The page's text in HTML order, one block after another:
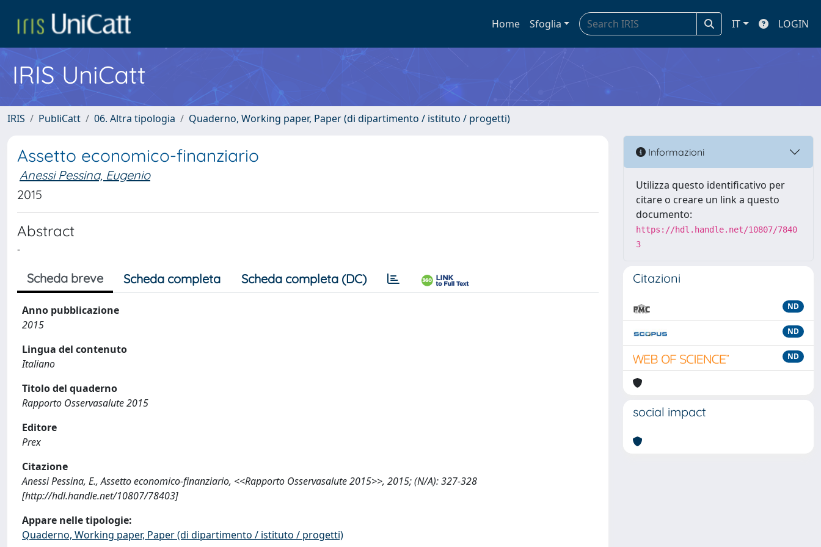
Home Sfoglia IT LOGIN
IRIS UniCatt
IRIS PubliCatt 06. Altra tipologia Quaderno, Working paper, Paper (di dipartimento / istituto / progetti)
Assetto economico-finanziario
Anessi Pessina, Eugenio
2015
Abstract
-
Scheda breve Scheda completa Scheda completa (DC)
Anno pubblicazione
2015
Lingua del contenuto
Italiano
Titolo del quaderno
Rapporto Osservasalute 2015
Editore
Prex
Citazione
Anessi Pessina, E., Assetto economico-finanziario, <<Rapporto Osservasalute 2015>>, 2015; (N/A): 327-328
[http://hdl.handle.net/10807/78403]
Appare nelle tipologie:
Quaderno, Working paper, Paper (di dipartimento / istituto / progetti)
Informazioni
Utilizza questo identificativo per
citare o creare un link a questo
documento:
https://hdl.handle.net/10807/7840
3
Citazioni
ND
ND
ND
social impact